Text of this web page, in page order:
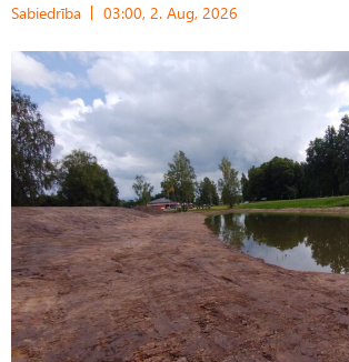
Sabiedrība 03:00, 2. Aug, 2026